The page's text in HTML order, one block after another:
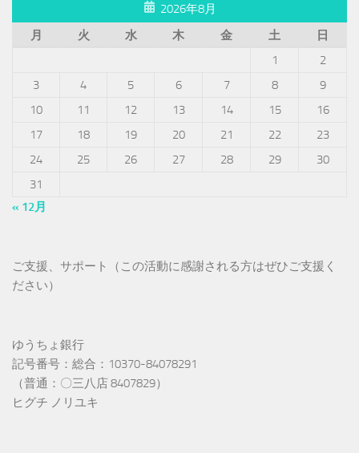
2026年8月
月
火 水 木 金 土
日
1
2
3
4 5 6 7 8
9
10
11 12 13 14 15
16
17
18 19 20 21 22
23
24
25 26 27 28 29
30
31
« 12月
ご支援、サポート（この活動に感謝される方はぜひご支援く
ださい）
ゆうちょ銀行
記号番号：総合：10370-84078291
（普通：〇三八店 8407829）
ヒグチ ノリユキ